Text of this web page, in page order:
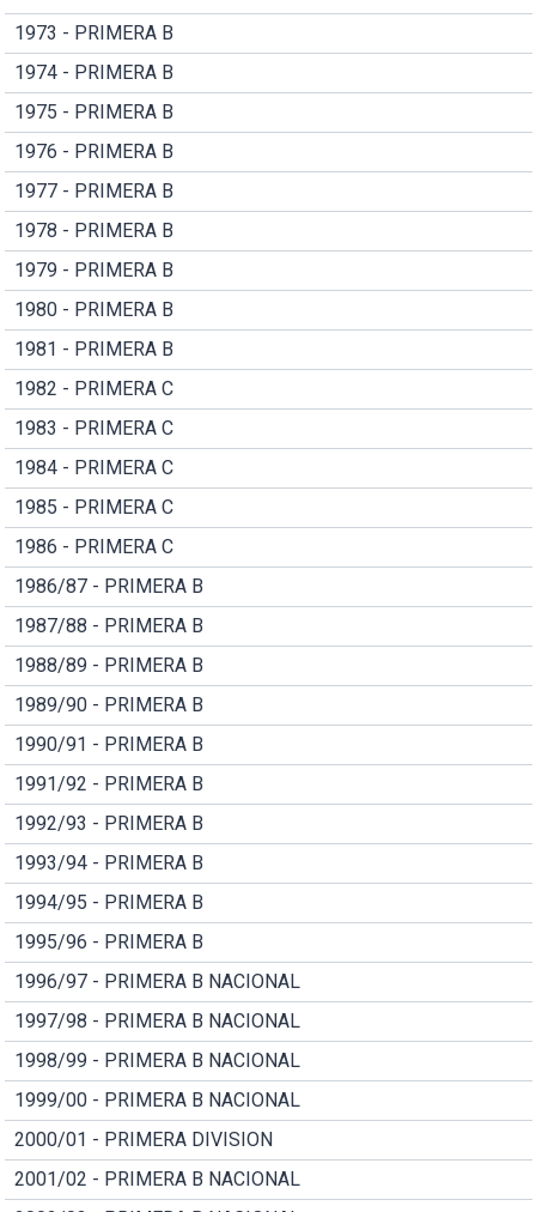
1973 - PRIMERA B
1974 - PRIMERA B
1975 - PRIMERA B
1976 - PRIMERA B
1977 - PRIMERA B
1978 - PRIMERA B
1979 - PRIMERA B
1980 - PRIMERA B
1981 - PRIMERA B
1982 - PRIMERA C
1983 - PRIMERA C
1984 - PRIMERA C
1985 - PRIMERA C
1986 - PRIMERA C
1986/87 - PRIMERA B
1987/88 - PRIMERA B
1988/89 - PRIMERA B
1989/90 - PRIMERA B
1990/91 - PRIMERA B
1991/92 - PRIMERA B
1992/93 - PRIMERA B
1993/94 - PRIMERA B
1994/95 - PRIMERA B
1995/96 - PRIMERA B
1996/97 - PRIMERA B NACIONAL
1997/98 - PRIMERA B NACIONAL
1998/99 - PRIMERA B NACIONAL
1999/00 - PRIMERA B NACIONAL
2000/01 - PRIMERA DIVISION
2001/02 - PRIMERA B NACIONAL